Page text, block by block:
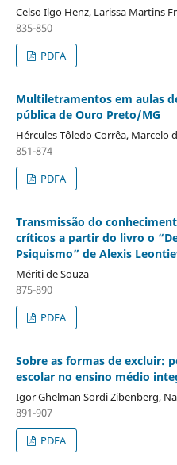
Celso Ilgo Henz, Larissa Martins
835-850
PDFA
Multiletramentos em aulas
pública de Ouro Preto/MG
Hércules Tôledo Corrêa, Marcelo
851-874
PDFA
Transmissão do
críticos a partir do livro o
Psiquismo” de Alexis
Mériti de Souza
875-890
PDFA
Sobre as formas de excluir:
escolar no ensino médio
Igor Ghelman Sordi Zibenberg,
891-907
PDFA